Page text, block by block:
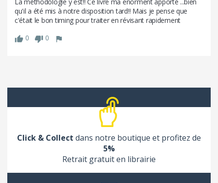
qu'il a été mis à notre disposition tard!! Mais je pense que
c'était le bon timing pour traiter en révisant rapidement
0
0
Click & Collect dans notre boutique et profitez de
5%
Retrait gratuit en librairie